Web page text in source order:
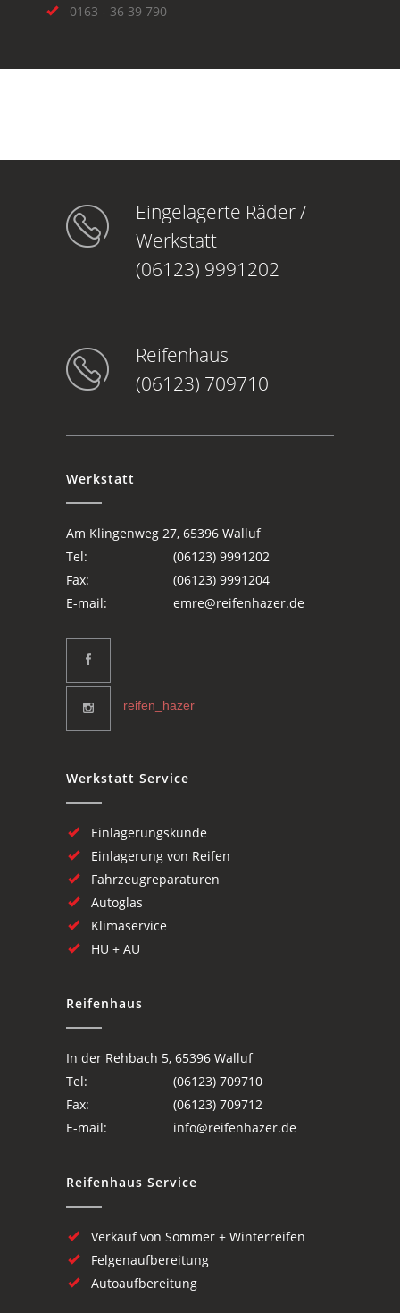
0163 - 36 39 790
Eingelagerte Räder /
Werkstatt
(06123) 9991202
Reifenhaus
(06123) 709710
Werkstatt
Am Klingenweg 27, 65396 Walluf
Tel:
(06123) 9991202
Fax:
(06123) 9991204
E-mail:
emre@reifenhazer.de
reifen_hazer
Werkstatt Service
Einlagerungskunde
Einlagerung von Reifen
Fahrzeugreparaturen
Autoglas
Klimaservice
HU + AU
Reifenhaus
In der Rehbach 5, 65396 Walluf
Tel:
(06123) 709710
Fax:
(06123) 709712
E-mail:
info@reifenhazer.de
Reifenhaus Service
Verkauf von Sommer + Winterreifen
Felgenaufbereitung
Autoaufbereitung